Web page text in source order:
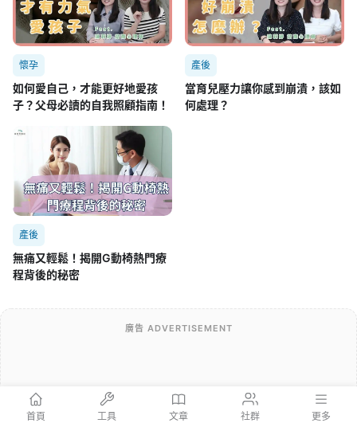
懷孕
如何愛自己，才能更好地愛孩
子？父母必讀的自我照顧指南！
產後
當育兒壓力讓你感到崩潰，該如
何處理？
產後
無痛又輕鬆！揭開G動椅熱門療
程背後的秘密
首頁 工具 文章 社群 更多
廣告 ADVERTISEMENT